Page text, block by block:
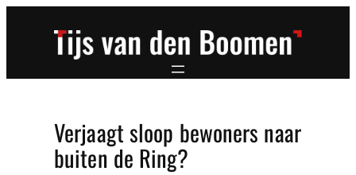
Verjaagt sloop bewoners naar
buiten de Ring?